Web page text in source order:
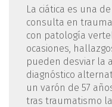
La ciática es una
consulta en
con patología
ocasiones,
pueden desviar la
diagnóstico
un varón de 57
tras traumatismo